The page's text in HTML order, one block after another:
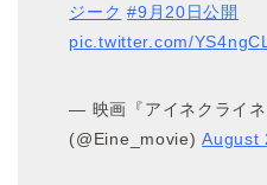
ジーク #9月20日公開
pic.twitter.com/
— 映画『アイネクライネ
(@Eine_movie)August